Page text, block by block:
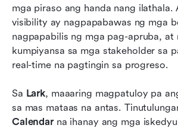
mga piraso ang handa nang ilathala.
visibility ay nagpapabawas ng mga
nagpapabilis ng mga pag-apruba, at
kumpiyansa sa mga stakeholder sa
real-time na pagtingin sa progreso.
Sa Lark, maaaring magpatuloy pa
sa mas mataas na antas.
Calendar na ihanay ang mga